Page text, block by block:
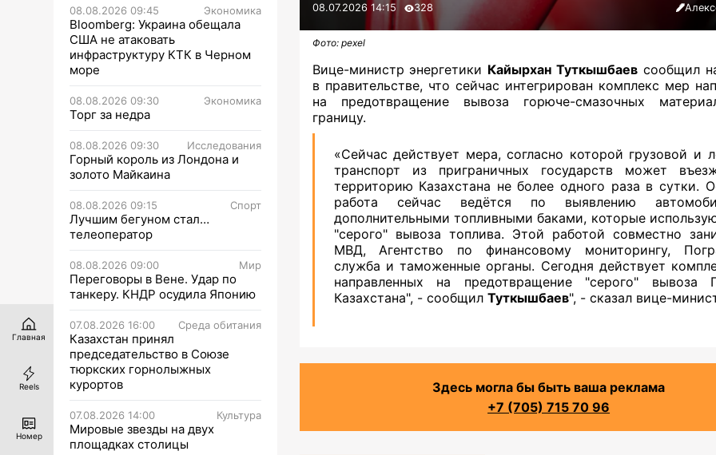
08.08.2026 09:45 Экономика
Bloomberg: Украина обещала
США не атаковать
инфраструктуру КТК в Черном
море
08.08.2026 09:30 Экономика
Торг за недра
08.08.2026 09:30 Исследования
Горный король из Лондона и
золото Майкаина
08.08.2026 09:15 Спорт
Лучшим бегуном стал…
телеоператор
08.08.2026 09:00 Мир
Переговоры в Вене. Удар по
танкеру. КНДР осудила Японию
07.08.2026 16:00 Среда обитания
Казахстан принял
председательство в Союзе
тюркских горнолыжных
курортов
07.08.2026 14:00 Культура
Мировые звезды на двух
площадках столицы
08.07.2026 14:15 328
Фото: pexel
Вице-министр энергетики Кайырхан Туткышбаев сообщил
в правительстве, что сейчас интегрирован комплекс мер
на предотвращение вывоза горюче-смазочных
границу.
«Сейчас действует мера, согласно которой грузовой и
транспорт из приграничных государств может
территорию Казахстана не более одного раза в сутки.
работа сейчас ведётся по выявлению
дополнительными топливными баками, которые
"серого" вывоза топлива. Этой работой совместно
МВД, Агентство по финансовому мониторингу,
служба и таможенные органы. Сегодня действует
направленных на предотвращение "серого"
Казахстана", - сообщил Туткышбаев", - сказал вице-
Здесь могла бы быть ваша реклама
+7 (705) 715 70 96
Главная
Reels
Номер